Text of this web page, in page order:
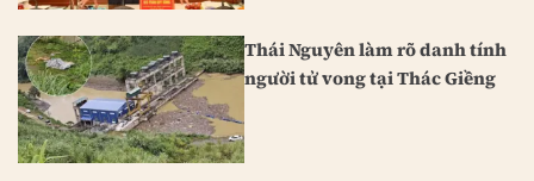
Thái Nguyên làm rõ danh tính
người tử vong tại Thác Giềng